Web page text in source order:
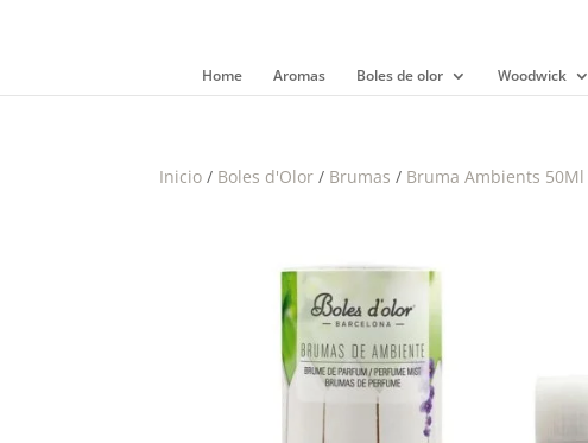
Home Aromas Boles de olor Woodwick
Inicio / Boles d'Olor / Brumas / Bruma Ambients 50Ml